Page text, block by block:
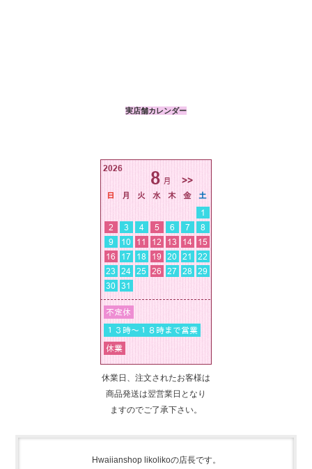
実店舗カレンダー
休業日、注文されたお客様は
商品発送は翌営業日となり
ますのでご了承下さい。
Hwaiianshop likolikoの店長です。